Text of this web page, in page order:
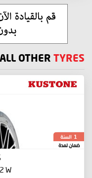
ALL OTHER TYRES
1 السنة
ضمان لمدة
W